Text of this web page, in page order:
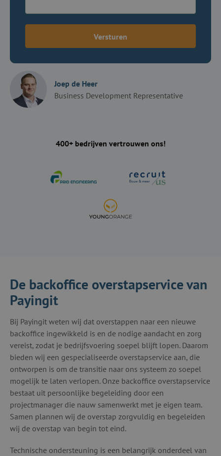
Versturen
Joep de Heer
Business Development Representative
400+ bedrijven vertrouwen ons!
De backoffice overstapservice van
Payingit
Bij Payingit weten wij dat overstappen naar een nieuwe
backoffice ingewikkeld is en de nodige aandacht en zorg
vereist, zodat je bedrijfsvoering soepel blijft lopen. Daarom
bieden wij een gespecialiseerde overstapservice aan, die
ontworpen is om de transitie naar ons systeem zo soepel
mogelijk te laten verlopen. Onze backoffice overstapservice
bestaat uit persoonlijke begeleiding door een
projectmanager die nauw samenwerkt met je eigen team.
Samen plannen wij de overstap zorgvuldig en begeleiden
wij de overstap van begin tot eind.
Technische ondersteuning is een belangrijk onderdeel van